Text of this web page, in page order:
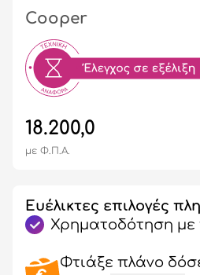
Cooper
18.200,0
με Φ.Π.Α.
Ευέλικτες επιλογές
Χρηματοδότηση
Φτιάξε πλάνο